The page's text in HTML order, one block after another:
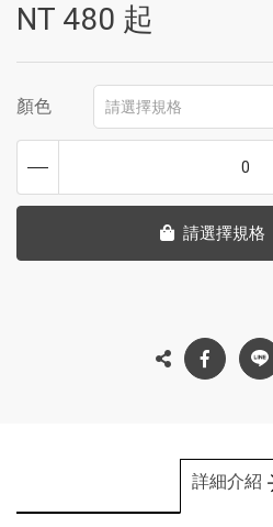
NT 480 起
顏色 請選擇規格
0
請選擇規格
詳細介紹